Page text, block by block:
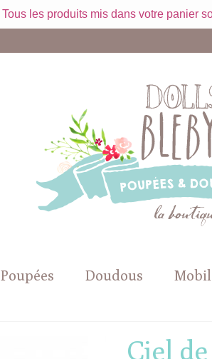
Tous les produits mis dans votre panier
Poupées Doudous
Ciel